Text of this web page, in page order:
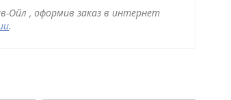
Ойл , оформив заказ в интернет
.